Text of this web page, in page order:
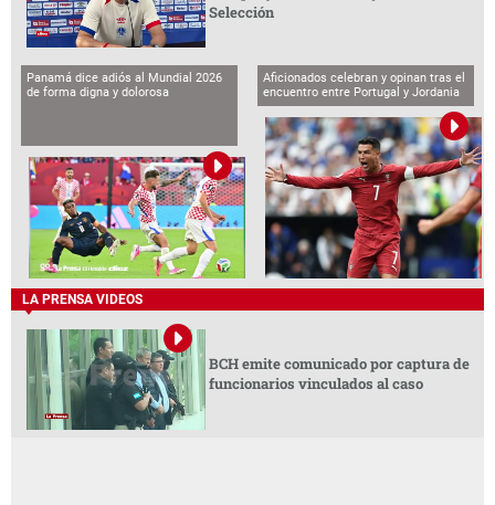
Selección
Panamá dice adiós al Mundial 2026
de forma digna y dolorosa
Aficionados celebran y opinan tras el
encuentro entre Portugal y Jordania
LA PRENSA VIDEOS
BCH emite comunicado por captura de
funcionarios vinculados al caso